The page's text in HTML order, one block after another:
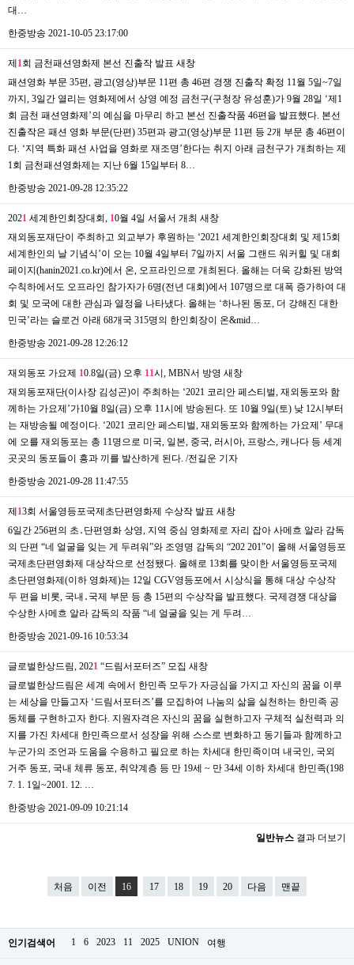
대…
한중방송 2021-10-05 23:17:00
제1 회 금천패션영화제 본선 진출작 발표 새창
패션영화 부문 35편, 광고(영상)부문 11편 총 46편 경쟁 진출작 확정 11월 5일~7일
까지, 3일간 열리는 영화제에서 상영 예정 금천구(구청장 유성훈)가 9월 28일 ‘제1
회 금천 패션영화제’의 예심을 마무리 하고 본선 진출작품 46편을 발표했다. 본선
진출작은 패션 영화 부문(단편) 35편과 광고(영상)부문 11편 등 2개 부문 총 46편이
다. ‘지역 특화 패션 사업을 영화로 재조명’한다는 취지 아래 금천구가 개최하는 제
1회 금천패션영화제는 지난 6월 15일부터 8…
한중방송 2021-09-28 12:35:22
2021 세계한인회장대회, 10월 4일 서울서 개최 새창
재외동포재단이 주최하고 외교부가 후원하는 ‘2021 세계한인회장대회 및 제15회
세계한인의 날 기념식’이 오는 10월 4일부터 7일까지 서울 그랜드 워커힐 및 대회
페이지(hanin2021.co.kr)에서 온, 오프라인으로 개최된다. 올해는 더욱 강화된 방역
수칙하에서도 오프라인 참가자가 6명(전년 대회)에서 107명으로 대폭 증가하여 대
회 및 모국에 대한 관심과 열정을 나타냈다. 올해는 ‘하나된 동포, 더 강해진 대한
민국’라는 슬로건 아래 68개국 315명의 한인회장이 온&mid…
한중방송 2021-09-28 12:26:12
재외동포 가요제 10.8일(금) 오후 1 1시, MBN서 방영 새창
재외동포재단(이사장 김성곤)이 주최하는 ‘2021 코리안 페스티벌, 재외동포와 함
께하는 가요제’가10월 8일(금) 오후 11시에 방송된다. 또 10월 9일(토) 낮 12시부터
는 재방송될 예정이다. ‘2021 코리안 페스티벌, 재외동포와 함께하는 가요제’ 무대
에 오를 재외동포는 총 11명으로 미국, 일본, 중국, 러시아, 프랑스, 캐나다 등 세계
곳곳의 동포들이 흥과 끼를 발산하게 된다. /전길운 기자
한중방송 2021-09-28 11:47:55
제13회 서울영등포국제초단편영화제 수상작 발표 새창
6일간 256편의 초․단편영화 상영, 지역 중심 영화제로 자리 잡아 사메흐 알라 감독
의 단편 “네 얼굴을 잊는 게 두려워”와 조영명 감독의 “202 201”이 올해 서울영등포
국제초단편영화제 대상작으로 선정됐다. 올해로 13회를 맞이한 서울영등포국제
초단편영화제(이하 영화제)는 12일 CGV영등포에서 시상식을 통해 대상 수상작
두 편을 비롯, 국내․국제 부문 등 총 15편의 수상작을 발표했다. 국제경쟁 대상을
수상한 사메흐 알라 감독의 작품 “네 얼굴을 잊는 게 두려…
한중방송 2021-09-16 10:53:34
글로벌한상드림, 2021 “드림서포터즈” 모집 새창
글로벌한상드림은 세계 속에서 한민족 모두가 자긍심을 가지고 자신의 꿈을 이루
는 세상을 만들고자 ‘드림서포터즈’를 모집하여 나눔의 삶을 실천하는 한민족 공
동체를 구현하고자 한다. 지원자격은 자신의 꿈을 실현하고자 구체적 실천력과 의
지를 가진 차세대 한민족으로서 성장을 위해 스스로 변화하고 동기들과 함께하고
누군가의 조언과 도움을 수용하고 필요로 하는 차세대 한민족이며 내국인, 국외
거주 동포, 국내 체류 동포, 취약계층 등 만 19세 ~ 만 34세 이하 차세대 한민족(198
7. 1. 1일~2001. 12. …
한중방송 2021-09-09 10:21:14
일반뉴스 결과 더보기
처음 이전 16 17 18 19 20 다음 맨끝
인기검색어 1 6 2023 11 2025 UNION 여행